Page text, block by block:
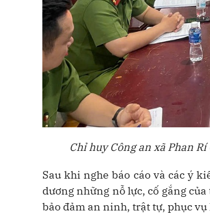
Chỉ huy Công an xã Phan
Sau khi nghe báo cáo và các ý
dương những nỗ lực, cố gắng
bảo đảm an ninh, trật tự, phục